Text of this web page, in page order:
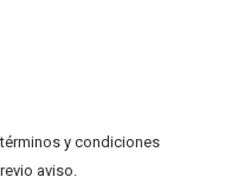
y condiciones
aviso.